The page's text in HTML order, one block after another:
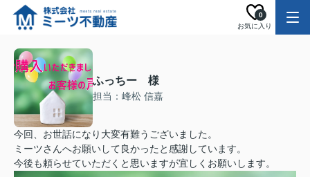
お気に入り
0
ふっちー 様
担当：峰松 信嘉
今回、お世話になり大変有難うございました。
ミーツさんへお願いして良かったと感謝しています。
今後も頼らせていただくと思いますが宜しくお願いします。